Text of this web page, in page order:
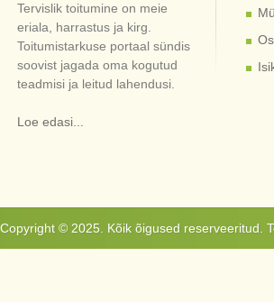
Tervislik toitumine on meie
eriala, harrastus ja kirg.
Toitumistarkuse portaal sündis
soovist jagada oma kogutud
teadmisi ja leitud lahendusi.
Loe edasi...
Copyright © 2025. Kõik õigused reserveeritud.